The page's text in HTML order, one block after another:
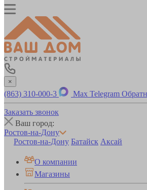
×
(863) 310-000-3 Max Telegram
Заказать звонок
Ваш город:
Ростов-на-Дону
Ростов-на-Дону Батайск Аксай
О компании
Магазины